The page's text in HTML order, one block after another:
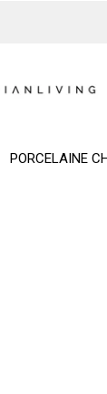
PORCELAINE